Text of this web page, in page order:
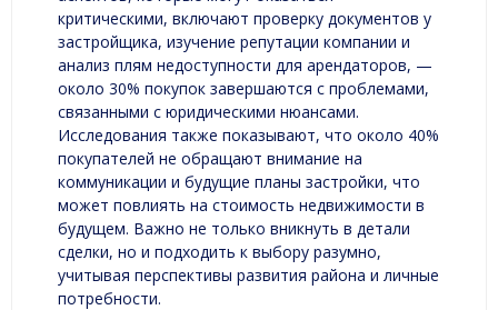
критическими, включают проверку документов у
застройщика, изучение репутации компании и
анализ плям недоступности для арендаторов, —
около 30% покупок завершаются с проблемами,
связанными с юридическими нюансами.
Исследования также показывают, что около 40%
покупателей не обращают внимание на
коммуникации и будущие планы застройки, что
может повлиять на стоимость недвижимости в
будущем. Важно не только вникнуть в детали
сделки, но и подходить к выбору разумно,
учитывая перспективы развития района и личные
потребности.